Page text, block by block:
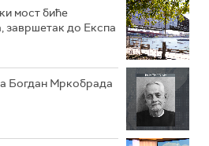
мост биће
завршетак до Експа
Богдан Мркобрада